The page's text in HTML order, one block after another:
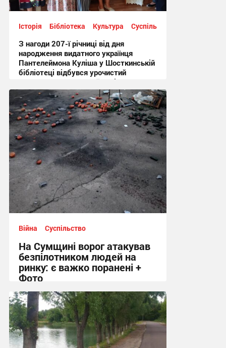
Історія Бібліотека Культура Суспільство
З нагоди 207-ї річниці від дня
народження видатного українця
Пантелеймона Куліша у Шосткинській
бібліотеці відбувся урочистий
культурно-мистецький захід + Фото
12:44 вчора
Війна Суспільство
На Сумщині ворог атакував
безпілотником людей на
ринку: є важко поранені +
Фото
10:41 вчора